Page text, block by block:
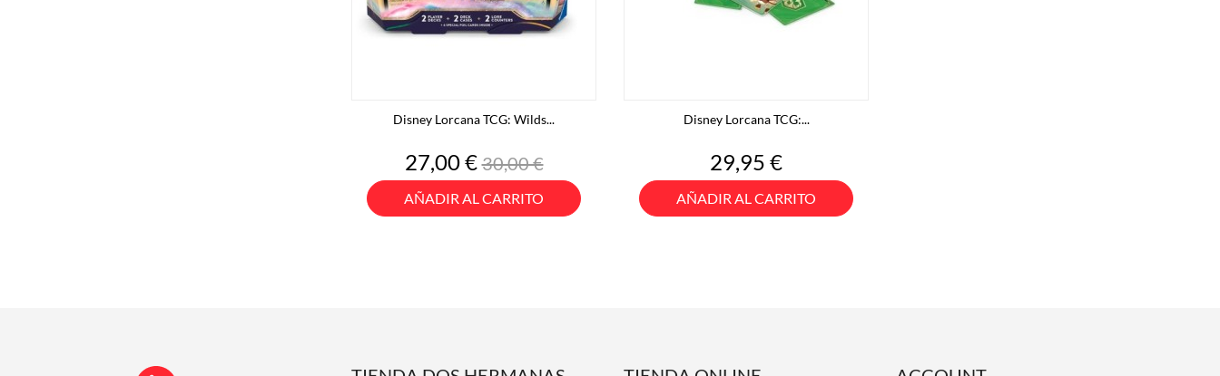
Disney Lorcana TCG: Wilds...
Precio
27,00 €Precio
base
30,00 €
AÑADIR AL CARRITO
Disney Lorcana TCG:...
Precio
29,95 €
AÑADIR AL CARRITO